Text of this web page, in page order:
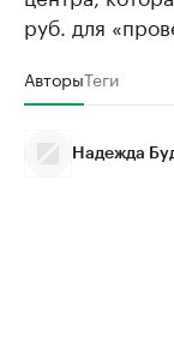
руб. для
АвторыТеги
Надежда